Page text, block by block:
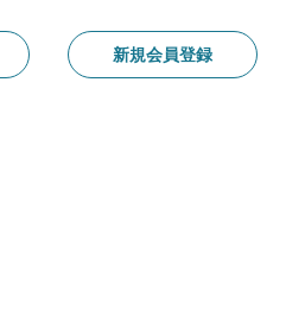
新規会員登録